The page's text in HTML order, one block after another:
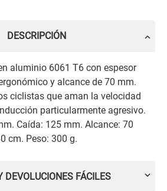
DESCRIPCIÓN
aluminio 6061 T6 con espesor
y alcance de 70 mm.
ciclistas que aman la velocidad
particularmente agresivo.
Caída: 125 mm. Alcance: 70
cm. Peso: 300 g.
DEVOLUCIONES FÁCILES